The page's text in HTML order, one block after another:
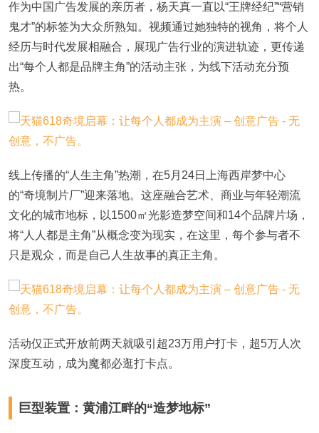
作为中国广告发展的亲历者，杨天真一直以“王牌经纪”“营销
鬼才”的标签为大众所熟知。视频通过她独特的视角，将个人
经历与时代发展相融合，展现广告行业的演进轨迹，更传递
出“每个人都是品牌主角”的活动主张，为线下活动充分预
热。
线上传播的“人生主角”热潮，在5月24日上海西岸梦中心
的“奇境制片厂”迎来落地。这座融合艺术、商业与年轻潮流
文化的城市地标，以1500㎡光影造梦空间和14个品牌片场，
将“人人都是主角”从概念变为现实，在这里，每个参与者不
只是观众，而是自己人生故事的真正主角。
活动仅正式开放前两天就吸引超23万用户打卡，超5万人次
深度互动，成为魔都必逛打卡点。
巨型装置：黄浦江畔的“造梦地标”